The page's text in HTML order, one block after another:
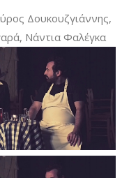
Δουκουζγιάννης,
Νάντια Φαλέγκα